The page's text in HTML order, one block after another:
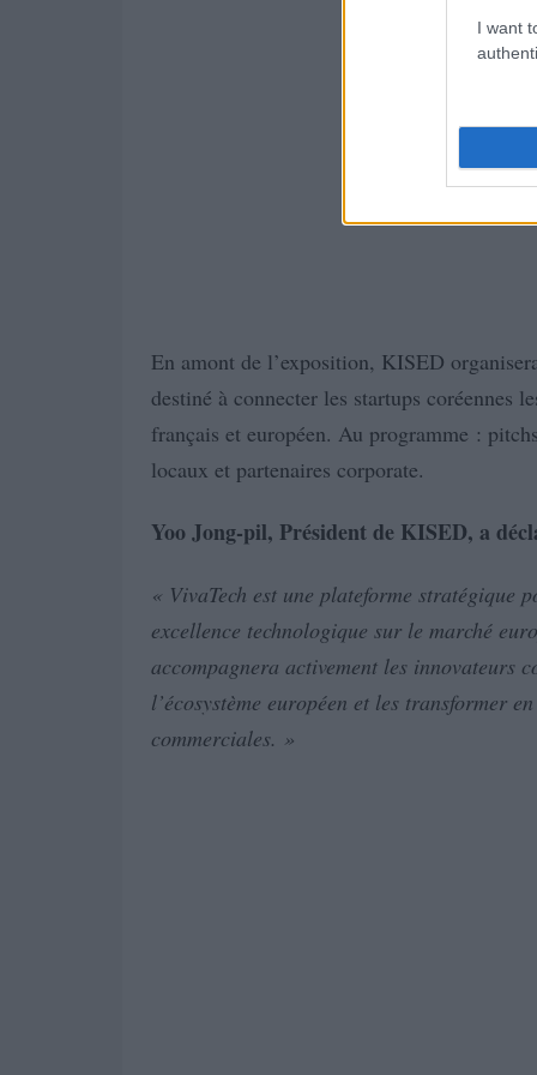
I want
En amont de l’exposition, KISED
destiné à connecter les startups coréennes
français et européen. Au programme :
locaux et partenaires corporate.
Yoo Jong-pil, Président de KISED, a
« VivaTech est une plateforme stratégique
excellence technologique sur le marché
accompagnera activement les innovateurs
l’écosystème européen et les transformer
commerciales. »